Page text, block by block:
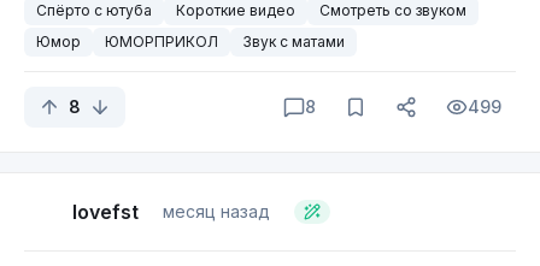
Спёрто с ютуба Короткие видео
Смотреть со звуком
Юмор
ЮМОРПРИКОЛ Звук с матами
8 8 499
lovefst месяц назад